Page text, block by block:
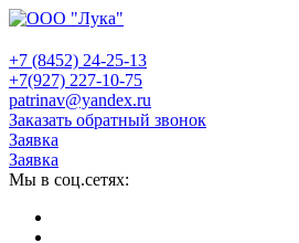
+7 (8452) 24-25-13
+7(927) 227-10-75
patrinav@yandex.ru
Заказать обратный звонок
Заявка
Заявка
Мы в соц.сетях: